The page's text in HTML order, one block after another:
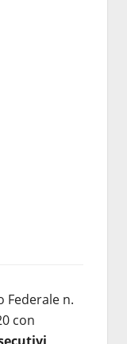
Federale n.
con
di
di